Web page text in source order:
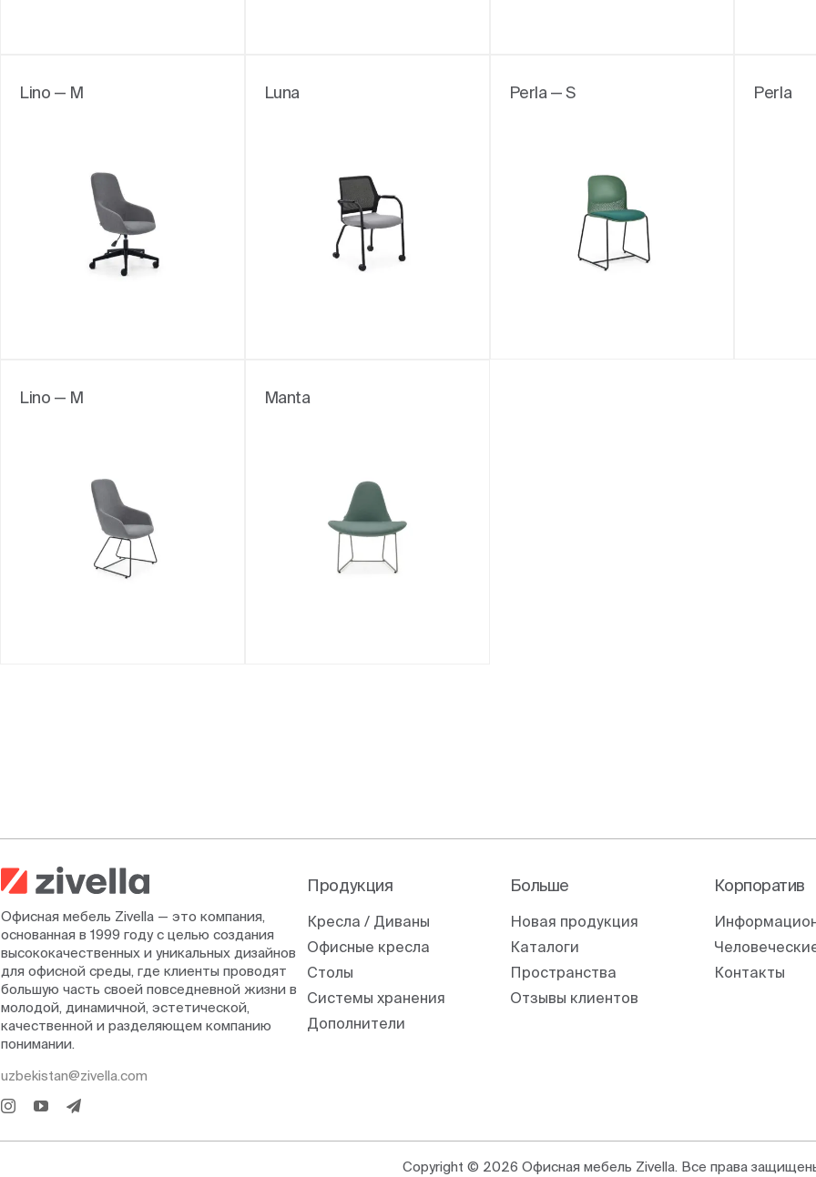
Lino — M Luna Perla — S Perla
Lino — M Manta
Офисная мебель Zivella — это компания,
основанная в 1999 году с целью создания
высококачественных и уникальных дизайнов
для офисной среды, где клиенты проводят
большую часть своей повседневной жизни в
молодой, динамичной, эстетической,
качественной и разделяющем компанию
понимании.
uzbekistan@zivella.com
Продукция
Кресла / Диваны
Офисные кресла
Столы
Системы хранения
Дополнители
Больше
Новая продукция
Каталоги
Пространства
Отзывы клиентов
Корпоратив
Контакты
Copyright © 2026 Офисная мебель Zivella. Все права